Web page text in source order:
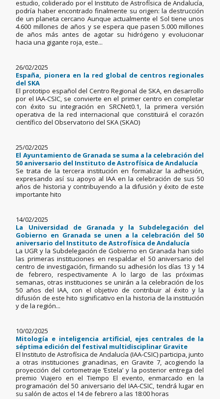
estudio, coliderado por el Instituto de Astrofísica de Andalucía,
podría haber encontrado finalmente su origen: la destrucción
de un planeta cercano Aunque actualmente el Sol tiene unos
4.600 millones de años y se espera que pasen 5.000 millones
de años más antes de agotar su hidrógeno y evolucionar
hacia una gigante roja, este...
26/02/2025
España, pionera en la red global de centros regionales
del SKA
El prototipo español del Centro Regional de SKA, en desarrollo
por el IAA-CSIC, se convierte en el primer centro en completar
con éxito su integración en SRCNet0.1, la primera versión
operativa de la red internacional que constituirá el corazón
científico del Observatorio del SKA (SKAO)
25/02/2025
El Ayuntamiento de Granada se suma a la celebración del
50 aniversario del Instituto de Astrofísica de Andalucía
Se trata de la tercera institución en formalizar la adhesión,
expresando así su apoyo al IAA en la celebración de sus 50
años de historia y contribuyendo a la difusión y éxito de este
importante hito
14/02/2025
La Universidad de Granada y la Subdelegación del
Gobierno en Granada se unen a la celebración del 50
aniversario del Instituto de Astrofísica de Andalucía
La UGR y la Subdelegación de Gobierno en Granada han sido
las primeras instituciones en respaldar el 50 aniversario del
centro de investigación, firmando su adhesión los días 13 y 14
de febrero, respectivamente A lo largo de las próximas
semanas, otras instituciones se unirán a la celebración de los
50 años del IAA, con el objetivo de contribuir al éxito y la
difusión de este hito significativo en la historia de la institución
y de la región...
10/02/2025
Mitología e inteligencia artificial, ejes centrales de la
séptima edición del festival multidisciplinar Gravite
El Instituto de Astrofísica de Andalucía (IAA-CSIC) participa, junto
a otras instituciones granadinas, en Gravite 7, acogiendo la
proyección del cortometraje ‘Estela’ y la posterior entrega del
premio Viajero en el Tiempo El evento, enmarcado en la
programación del 50 aniversario del IAA-CSIC, tendrá lugar en
su salón de actos el 14 de febrero a las 18:00 horas